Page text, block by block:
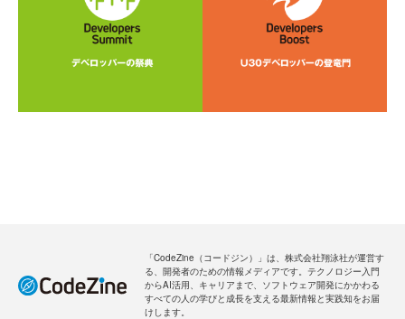
「CodeZine（コードジン）」は、株式会社翔泳社が運営す
る、開発者のための情報メディアです。テクノロジー入門
からAI活用、キャリアまで、ソフトウェア開発にかかわる
すべての人の学びと成長を支える最新情報と実践知をお届
けします。